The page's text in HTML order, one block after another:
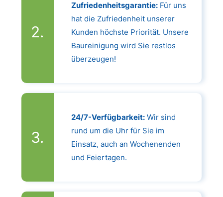
Zufriedenheitsgarantie:Für uns
hat die Zufriedenheit unserer
Kunden höchste Priorität. Unsere
Baureinigung wird Sie restlos
überzeugen!
24/7-Verfügbarkeit:Wir sind
rund um die Uhr für Sie im
Einsatz, auch an Wochenenden
und Feiertagen.